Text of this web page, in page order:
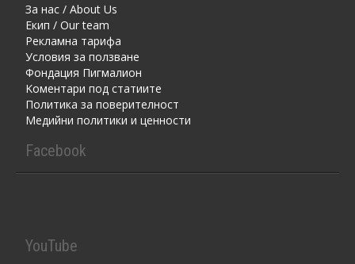
За нас / About Us
Екип / Our team
Рекламна тарифа
Условия за ползване
Фондация Пигмалион
Kоментaри под статиите
Политика за поверителност
Медийни политики и ценности
Facebook
YouTube